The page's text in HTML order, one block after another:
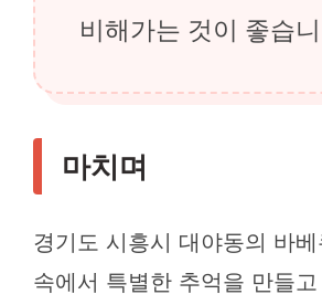
비해가는 것이 좋습
마치며
경기도 시흥시 대야동의 바
속에서 특별한 추억을 만들